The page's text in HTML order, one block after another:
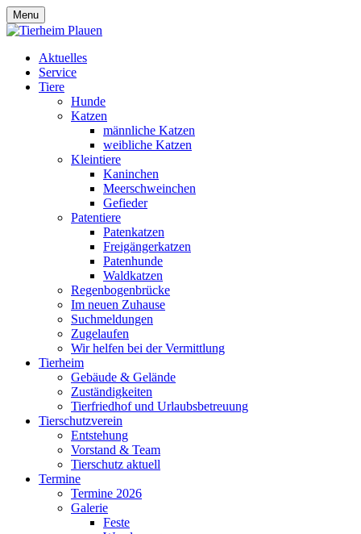
Menu
Aktuelles
Service
Tiere
Hunde
Katzen
männliche Katzen
weibliche Katzen
Kleintiere
Kaninchen
Meerschweinchen
Gefieder
Patentiere
Patenkatzen
Freigängerkatzen
Patenhunde
Waldkatzen
Regenbogenbrücke
Im neuen Zuhause
Suchmeldungen
Zugelaufen
Wir helfen bei der Vermittlung
Tierheim
Gebäude & Gelände
Zuständigkeiten
Tierfriedhof und Urlaubsbetreuung
Tierschutzverein
Entstehung
Vorstand & Team
Tierschutz aktuell
Termine
Termine 2026
Galerie
Feste